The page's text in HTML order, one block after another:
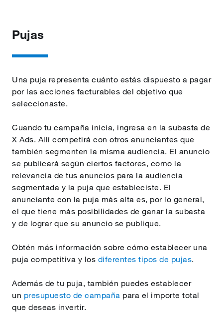
Pujas
Una puja representa cuánto estás dispuesto a pagar
por las acciones facturables del objetivo que
seleccionaste.
Cuando tu campaña inicia, ingresa en la subasta de
X Ads. Allí competirá con otros anunciantes que
también segmenten la misma audiencia. El anuncio
se publicará según ciertos factores, como la
relevancia de tus anuncios para la audiencia
segmentada y la puja que estableciste. El
anunciante con la puja más alta es, por lo general,
el que tiene más posibilidades de ganar la subasta
y de lograr que su anuncio se publique.
Obtén más información sobre cómo establecer una
puja competitiva y los diferentes tipos de pujas.
Además de tu puja, también puedes establecer
un presupuesto de campaña para el importe total
que deseas invertir.